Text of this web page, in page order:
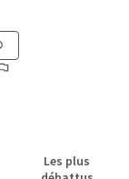
Les plus